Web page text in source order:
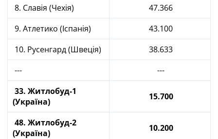
8. Славія (Чехія)
47.366
9. Атлетико (Іспанія)
43.100
10. Русенгард (Швеція)
38.633
---
---
33. Житлобуд-1
(Україна)
15.700
48. Житлобуд-2
(Україна)
10.200